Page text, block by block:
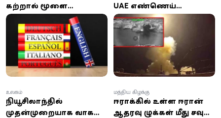
கற்றால் மூளை
இளமையாகுமா? ஆய்வு
சொல்வது என்ன?
UAE எண்ணெய்
கப்பல்கள் மீது ஈரான்
ஏவுகணைத் தாக்குதல்:
இந்தியர் உயிரிழப்பு; 8 பேர்
காயம்!
நியூசிலாந்தில்
முதன்முறையாக வாகன
உலகம்
ஈராக்கில் உள்ள ஈரான்
ஆதரவு குழுக்கள் மீது சவுதி
மத்திய கிழக்கு